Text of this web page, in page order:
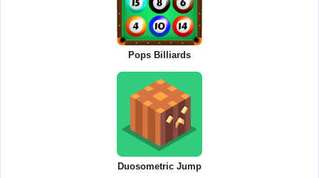
Pops Billiards
Duosometric Jump